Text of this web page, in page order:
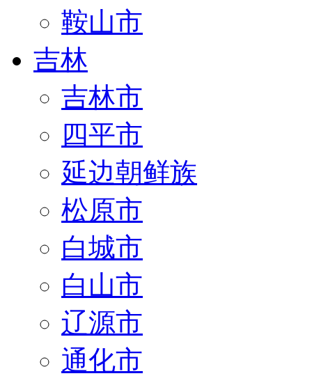
鞍山市
吉林
吉林市
四平市
延边朝鲜族
松原市
白城市
白山市
辽源市
通化市